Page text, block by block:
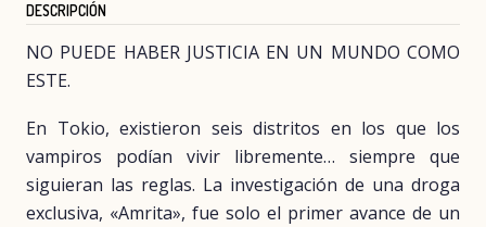
DESCRIPCIÓN
NO PUEDE HABER JUSTICIA EN UN MUNDO COMO
ESTE.
En Tokio, existieron seis distritos en los que los
vampiros podían vivir libremente… siempre que
siguieran las reglas. La investigación de una droga
exclusiva, «Amrita», fue solo el primer avance de un